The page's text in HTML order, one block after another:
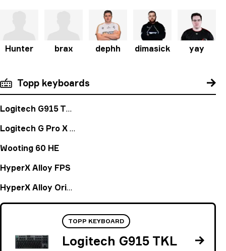
Hunter brax dephh dimasick yay
Topp keyboards
Logitech G915 TKL
Logitech G Pro X Keyboard
Wooting 60 HE
HyperX Alloy FPS
HyperX Alloy Origins
TOPP KEYBOARD
Logitech G915 TKL